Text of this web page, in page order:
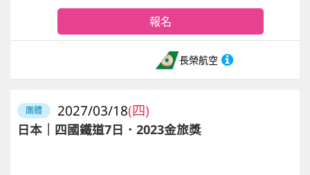
長榮航空
報名
團體 2027/03/18(四)
日本｜四國鐵道7日．2023金旅獎